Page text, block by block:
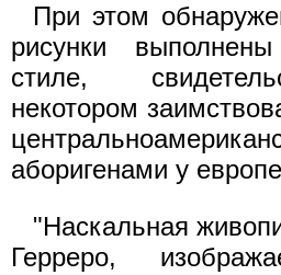
При этом
рисунки
стиле,
некотором
аборигенами у
"Наскальная
Герреро,